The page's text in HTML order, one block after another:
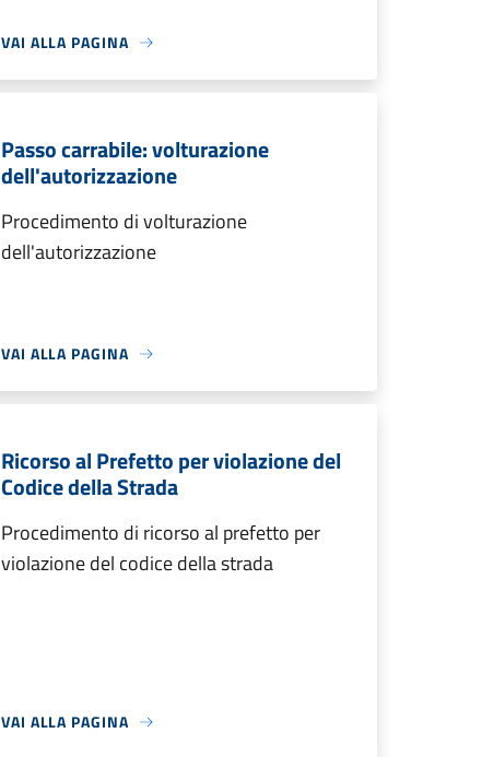
VAI ALLA PAGINA
Passo carrabile: volturazione
dell'autorizzazione
Procedimento di volturazione
dell'autorizzazione
VAI ALLA PAGINA
Ricorso al Prefetto per violazione del
Codice della Strada
Procedimento di ricorso al prefetto per
violazione del codice della strada
VAI ALLA PAGINA